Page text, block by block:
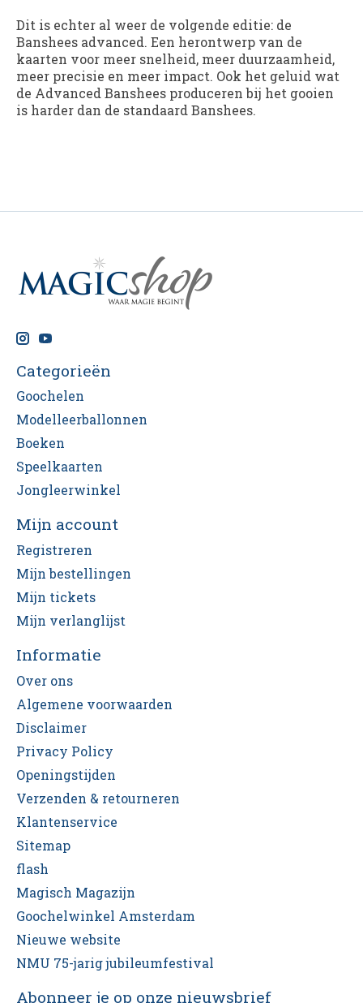
Dit is echter al weer de volgende editie: de
Banshees advanced. Een herontwerp van de
kaarten voor meer snelheid, meer duurzaamheid,
meer precisie en meer impact. Ook het geluid wat
de Advanced Banshees produceren bij het gooien
is harder dan de standaard Banshees.
Categorieën
Goochelen
Modelleerballonnen
Boeken
Speelkaarten
Jongleerwinkel
Mijn account
Registreren
Mijn bestellingen
Mijn tickets
Mijn verlanglijst
Informatie
Over ons
Algemene voorwaarden
Disclaimer
Privacy Policy
Openingstijden
Verzenden & retourneren
Klantenservice
Sitemap
flash
Magisch Magazijn
Goochelwinkel Amsterdam
Nieuwe website
NMU 75-jarig jubileumfestival
Abonneer je op onze nieuwsbrief